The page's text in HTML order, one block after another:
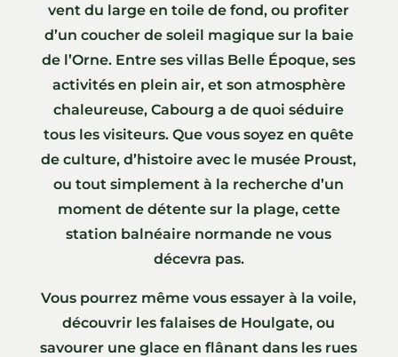
vent du large en toile de fond, ou profiter
d’un coucher de soleil magique sur la baie
de l’Orne. Entre ses villas Belle Époque, ses
activités en plein air, et son atmosphère
chaleureuse, Cabourg a de quoi séduire
tous les visiteurs. Que vous soyez en quête
de culture, d’histoire avec le musée Proust,
ou tout simplement à la recherche d’un
moment de détente sur la plage, cette
station balnéaire normande ne vous
décevra pas.
Vous pourrez même vous essayer à la voile,
découvrir les falaises de Houlgate, ou
savourer une glace en flânant dans les rues